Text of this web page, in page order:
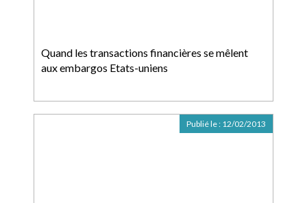
Quand les transactions financières se mêlent
aux embargos Etats-uniens
Publié le : 12/02/2013